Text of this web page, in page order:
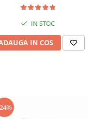
IN STOC
IN COS